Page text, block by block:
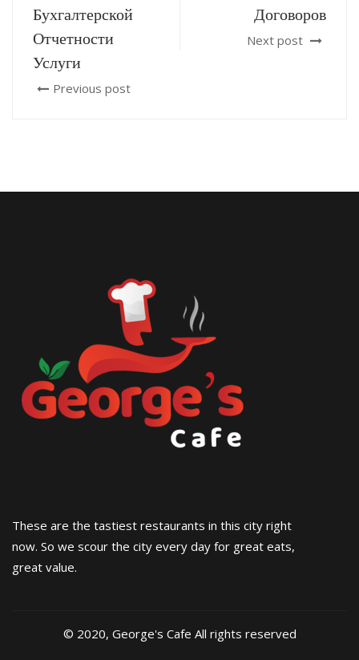
Бухгалтерской
Отчетности
Услуги
Previous post
Договоров
Next post
These are the tastiest restaurants in this city right
now. So we scour the city every day for great eats,
great value.
© 2020, George's Cafe All rights reserved